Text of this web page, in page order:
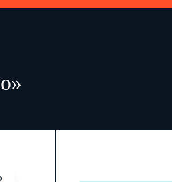
статистического наблюдения через специального оператора